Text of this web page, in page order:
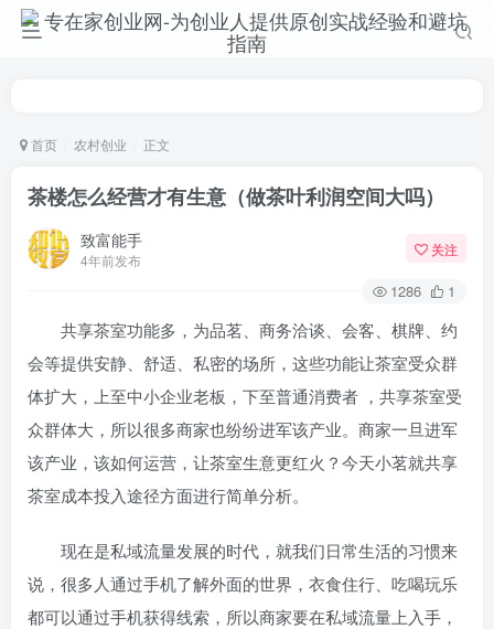
首页 农村创业 正文
茶楼怎么经营才有生意（做茶叶利润空间大吗）
致富能手
4年前发布
关注
1286 1
共享茶室功能多，为品茗、商务洽谈、会客、棋牌、约
会等提供安静、舒适、私密的场所，这些功能让茶室受众群
体扩大，上至中小企业老板，下至普通消费者 ，共享茶室受
众群体大，所以很多商家也纷纷进军该产业。商家一旦进军
该产业，该如何运营，让茶室生意更红火？今天小茗就共享
茶室成本投入途径方面进行简单分析。
现在是私域流量发展的时代，就我们日常生活的习惯来
说，很多人通过手机了解外面的世界，衣食住行、吃喝玩乐
都可以通过手机获得线索，所以商家要在私域流量上入手，